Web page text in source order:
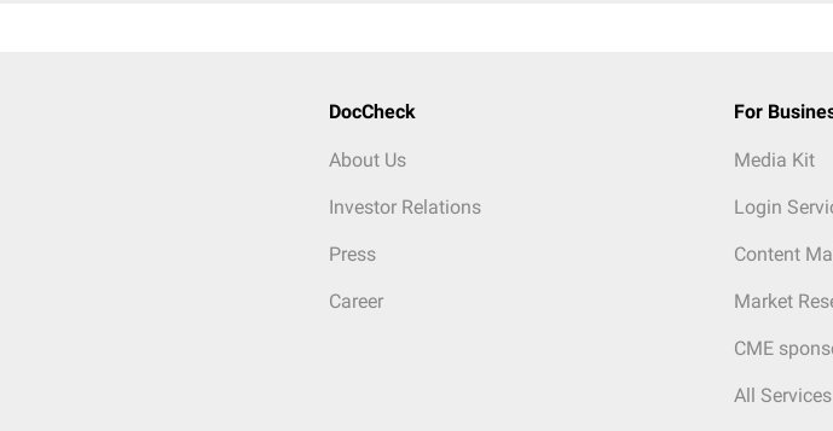
DocCheck
About Us
Investor Relations
Press
Career
For
Media Kit
Login
Content
Market
CME
All Services